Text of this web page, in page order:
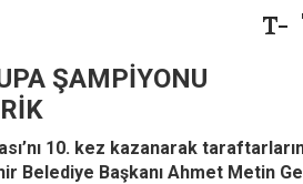
ŞAMPİYONU
10. kez kazanarak
Belediye Başkanı Ahmet Metin